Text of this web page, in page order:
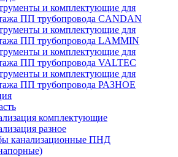
и комплектующие для
ПП трубопровода CANDAN
и комплектующие для
ПП трубопровода LAMMIN
и комплектующие для
ПП трубопровода VALTEC
и комплектующие для
ПП трубопровода РАЗНОЕ
комплектующие
разное
канализационные ПНД